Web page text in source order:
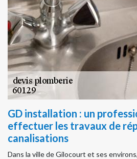
GD installation : un
effectuer les travaux de
canalisations
Dans la ville de Gilocourt et ses